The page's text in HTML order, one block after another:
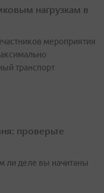
нагрузкам в
мероприятия
транспорт
проверьте
ли деле вы начитаны